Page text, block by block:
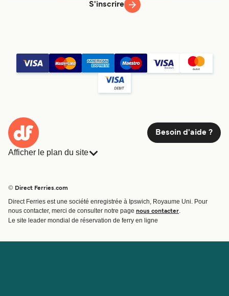
S'inscrire
Besoin d'aide ?
Afficher le plan du site
Traversées et ports
Billet de bateau
© Direct Ferries.com
Direct Ferries est une société enregistrée à Ipswich, Royaume Uni. Pour
nous contacter, merci de consulter notre page nous contacter
Le site leader mondial de réservation de ferry en ligne